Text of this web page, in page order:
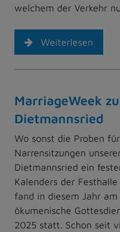
welchem der Verkehr
Weiterlesen
MarriageWeek
Dietmannsried
Wo sonst die Proben
Narrensitzungen
Dietmannsried ein
Kalenders der
fand in diesem Jahr
ökumenische
2025 statt. Schon seit